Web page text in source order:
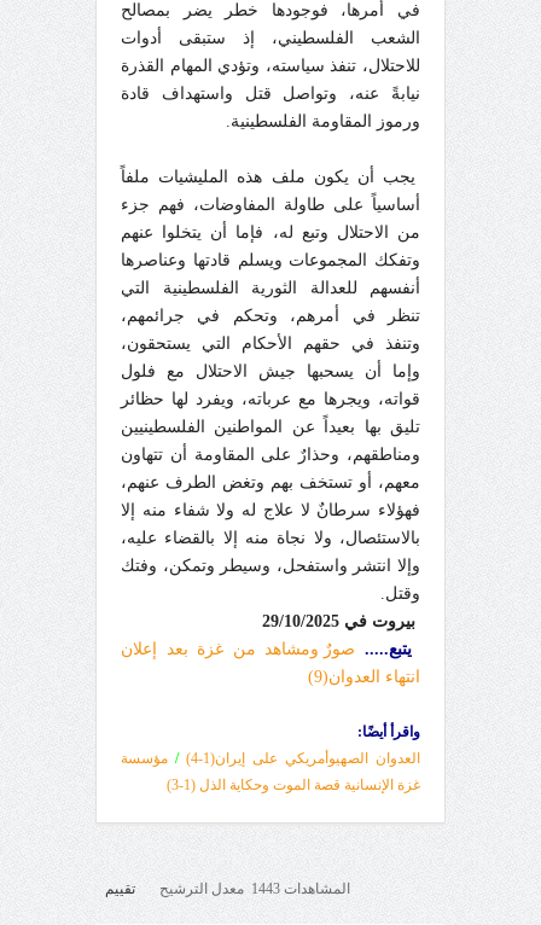
في أمرها، فوجودها خطر يضر بمصالح
الشعب الفلسطيني، إذ ستبقى أدوات
للاحتلال، تنفذ سياسته، وتؤدي المهام القذرة
نيابةً عنه، وتواصل قتل واستهداف قادة
ورموز المقاومة الفلسطينية.
يجب أن يكون ملف هذه المليشيات ملفاً
أساسياً على طاولة المفاوضات، فهم جزء
من الاحتلال وتبع له، فإما أن يتخلوا عنهم
وتفكك المجموعات ويسلم قادتها وعناصرها
أنفسهم للعدالة الثورية الفلسطينية التي
تنظر في أمرهم، وتحكم في جرائمهم،
وتنفذ في حقهم الأحكام التي يستحقون،
وإما أن يسحبها جيش الاحتلال مع فلول
قواته، ويجرها مع عرباته، ويفرد لها حظائر
تليق بها بعيداً عن المواطنين الفلسطينيين
ومناطقهم، وحذارٌ على المقاومة أن تتهاون
معهم، أو تستخف بهم وتغض الطرف عنهم،
فهؤلاء سرطانٌ لا علاج له ولا شفاء منه إلا
بالاستئصال، ولا نجاة منه إلا بالقضاء عليه،
وإلا انتشر واستفحل، وسيطر وتمكن، وفتك
وقتل.
بيروت في 29/10/2025
يتبع..... صورٌ ومشاهد من غزة بعد إعلان
انتهاء العدوان(9)
واقرأ أيضًا:
العدوان الصهيوأمريكي على إيران(1-4)
/ مؤسسة
غزة الإنسانية قصة الموت وحكاية الذل (1 -3
)
المشاهدات 1443 معدل الترشيح تقييم